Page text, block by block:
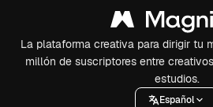
La plataforma creativa para dirigir tu
millón de suscriptores entre
estudios.
Español